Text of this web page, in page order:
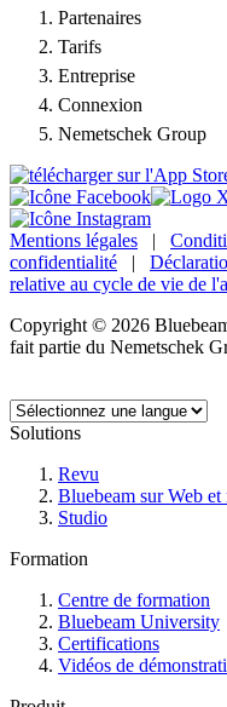
Partenaires
Tarifs
Entreprise
Connexion
Nemetschek Group
Mentions légales |
confidentialité |
relative au cycle de vie de
Copyright © 2026
fait partie du Nemetschek
Solutions
Revu
Bluebeam sur Web et
Studio
Formation
Centre de formation
Bluebeam University
Certifications
Vidéos de